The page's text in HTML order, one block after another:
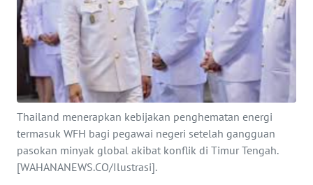
Thailand menerapkan kebijakan penghematan energi
termasuk WFH bagi pegawai negeri setelah gangguan
pasokan minyak global akibat konflik di Timur Tengah.
[WAHANANEWS.CO/Ilustrasi].
INTERNASIONAL
SERBA-SERBI
OLAHRAGA